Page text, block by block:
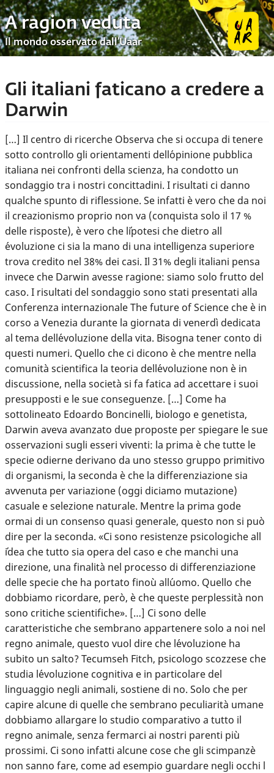
A ragion veduta
Il mondo osservato dall’Uaar
Gli italiani faticano a credere a
Darwin
[…] Il centro di ricerche Observa che si occupa di tenere
sotto controllo gli orientamenti dell´opinione pubblica
italiana nei confronti della scienza, ha condotto un
sondaggio tra i nostri concittadini. I risultati ci danno
qualche spunto di riflessione. Se infatti è vero che da noi
il creazionismo proprio non va (conquista solo il 17 %
delle risposte), è vero che l´ipotesi che dietro all
´evoluzione ci sia la mano di una intelligenza superiore
trova credito nel 38% dei casi. Il 31% degli italiani pensa
invece che Darwin avesse ragione: siamo solo frutto del
caso. I risultati del sondaggio sono stati presentati alla
Conferenza internazionale The future of Science che è in
corso a Venezia durante la giornata di venerdì dedicata
al tema dell´evoluzione della vita. Bisogna tener conto di
questi numeri. Quello che ci dicono è che mentre nella
comunità scientifica la teoria dell´evoluzione non è in
discussione, nella società si fa fatica ad accettare i suoi
presupposti e le sue conseguenze. […] Come ha
sottolineato Edoardo Boncinelli, biologo e genetista,
Darwin aveva avanzato due proposte per spiegare le sue
osservazioni sugli esseri viventi: la prima è che tutte le
specie odierne derivano da uno stesso gruppo primitivo
di organismi, la seconda è che la differenziazione sia
avvenuta per variazione (oggi diciamo mutazione)
casuale e selezione naturale. Mentre la prima gode
ormai di un consenso quasi generale, questo non si può
dire per la seconda. «Ci sono resistenze psicologiche all
´idea che tutto sia opera del caso e che manchi una
direzione, una finalità nel processo di differenziazione
delle specie che ha portato finoù all´uomo. Quello che
dobbiamo ricordare, però, è che queste perplessità non
sono critiche scientifiche». […] Ci sono delle
caratteristiche che sembrano appartenere solo a noi nel
regno animale, questo vuol dire che l´evoluzione ha
subito un salto? Tecumseh Fitch, psicologo scozzese che
studia l´evoluzione cognitiva e in particolare del
linguaggio negli animali, sostiene di no. Solo che per
capire alcune di quelle che sembrano peculiarità umane
dobbiamo allargare lo studio comparativo a tutto il
regno animale, senza fermarci ai nostri parenti più
prossimi. Ci sono infatti alcune cose che gli scimpanzè
non sanno fare, come ad esempio guardare negli occhi l